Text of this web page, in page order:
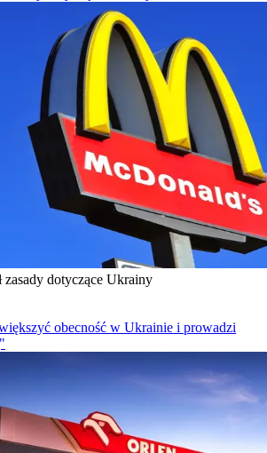
dotyczące Ukrainy
obecność w Ukrainie i prowadzi